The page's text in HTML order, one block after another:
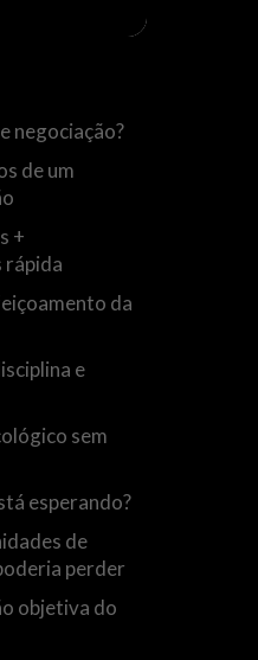
negociação?
de um
+
rápida
da
e
sem
esperando?
de
perder
objetiva do